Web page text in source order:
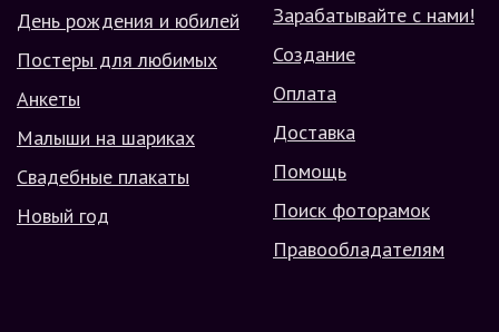
День рождения и юбилей
Постеры для любимых
Анкеты
Малыши на шариках
Свадебные плакаты
Новый год
Зарабатывайте с нами!
Создание
Оплата
Доставка
Помощь
Поиск фоторамок
Правообладателям